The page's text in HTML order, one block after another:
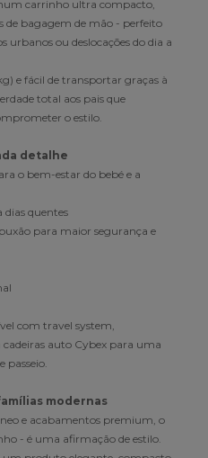
carrinho ultra compacto,
de bagagem de mão - perfeito
urbanos ou deslocações do dia a
e fácil de transportar graças à
total aos pais que
o estilo.
detalhe
o bem-estar do bebé e a
dias quentes
para maior segurança e
com travel system,
auto Cybex para uma
passeio.
modernas
e acabamentos premium, o
- é uma afirmação de estilo.